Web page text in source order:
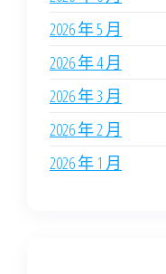
2026 年 5 月
2026 年 4 月
2026 年 3 月
2026 年 2 月
2026 年 1 月